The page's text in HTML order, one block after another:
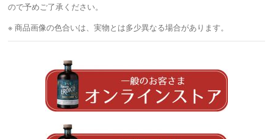
ので予めご了承ください。
※ 商品画像の色合いは、実物とは多少異なる場合があります。